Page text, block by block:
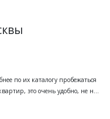
по их каталогу пробежаться
это очень удобно, не н...